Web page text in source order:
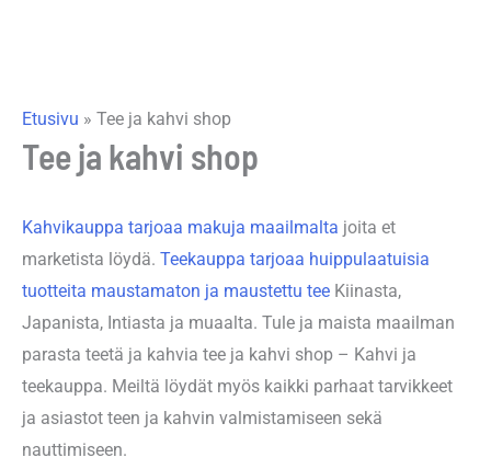
Etusivu » Tee ja kahvi shop
Tee ja kahvi shop
Kahvikauppa tarjoaa makuja maailmalta joita et
marketista löydä. Teekauppa tarjoaa huippulaatuisia
tuotteita maustamaton ja maustettu tee Kiinasta,
Japanista, Intiasta ja muaalta. Tule ja maista maailman
parasta teetä ja kahvia tee ja kahvi shop – Kahvi ja
teekauppa. Meiltä löydät myös kaikki parhaat tarvikkeet
ja asiastot teen ja kahvin valmistamiseen sekä
nauttimiseen.